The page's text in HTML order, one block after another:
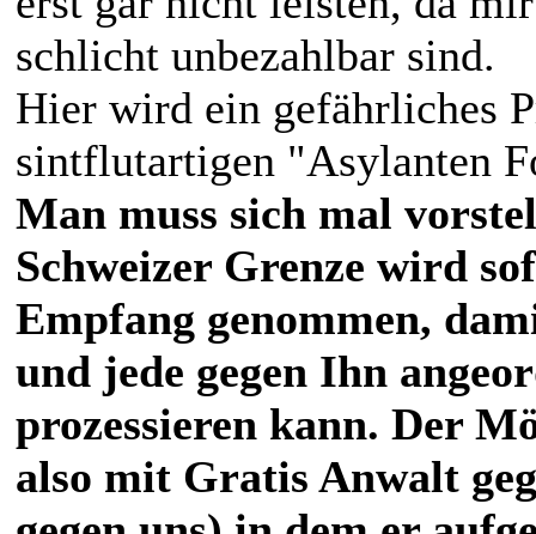
schlicht unbezahlbar sind.
Hier wird ein gefährliches
sintflutartigen "Asylanten
Man muss sich mal
Schweizer Grenze wird
Empfang genommen,
und jede gegen Ihn
prozessieren kann. Der
also mit Gratis Anwalt